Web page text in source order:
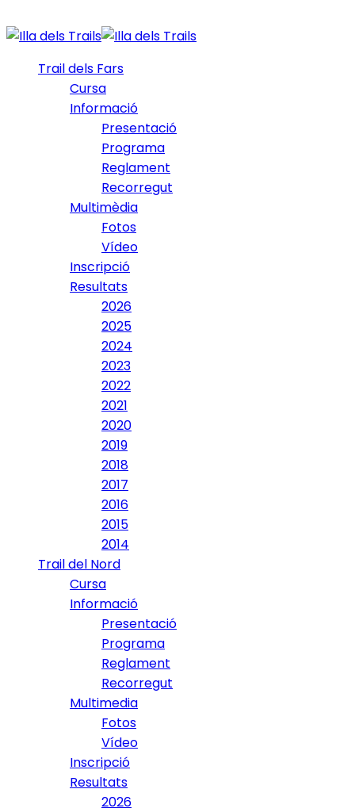
Trail dels Fars
Cursa
Informació
Presentació
Programa
Reglament
Recorregut
Multimèdia
Fotos
Vídeo
Inscripció
Resultats
2026
2025
2024
2023
2022
2021
2020
2019
2018
2017
2016
2015
2014
Trail del Nord
Cursa
Informació
Presentació
Programa
Reglament
Recorregut
Multimedia
Fotos
Vídeo
Inscripció
Resultats
2026